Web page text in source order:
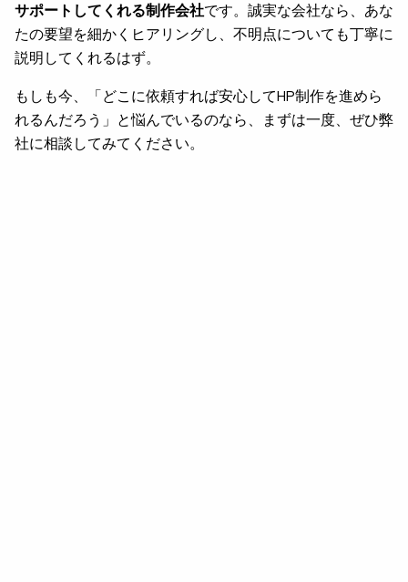
サポートしてくれる制作会社です。誠実な会社なら、あな
たの要望を細かくヒアリングし、不明点についても丁寧に
説明してくれるはず。
もしも今、「どこに依頼すれば安心してHP制作を進めら
れるんだろう」と悩んでいるのなら、まずは一度、ぜひ弊
社に相談してみてください。